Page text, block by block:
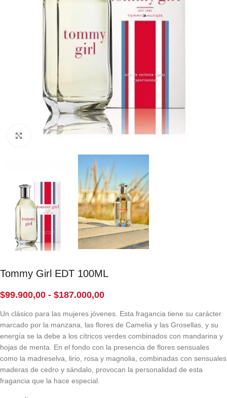
Click to enlarge
Tommy Girl EDT 100ML
$99.900,00 - $187.000,00
Un clásico para las mujeres jóvenes. Esta fragancia tiene su carácter
marcado por la manzana, las flores de Camelia y las Grosellas, y su
energía se la debe a los cítricos verdes combinados con mandarina y
hojas de menta. En el fondo con la presencia de flores sensuales
como la madreselva, lirio, rosa y magnolia, combinadas con sensuales
maderas de cedro y sándalo, provocan la personalidad de esta
fragancia que la hace especial.